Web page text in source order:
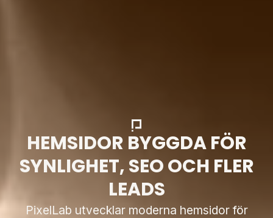
HEMSIDOR BYGGDA FÖR
SYNLIGHET, SEO OCH FLER
LEADS
PixelLab utvecklar moderna hemsidor för